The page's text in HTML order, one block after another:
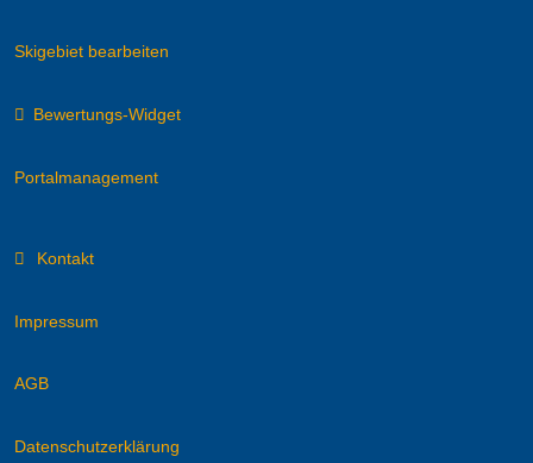
Skigebiet bearbeiten
Bewertungs-Widget
Portalmanagement
Kontakt
Impressum
AGB
Datenschutzerklärung